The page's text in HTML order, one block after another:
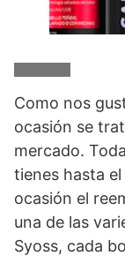
Como nos
ocasión se
mercado.
tienes hasta el
ocasión el
una de las
Syoss, cada